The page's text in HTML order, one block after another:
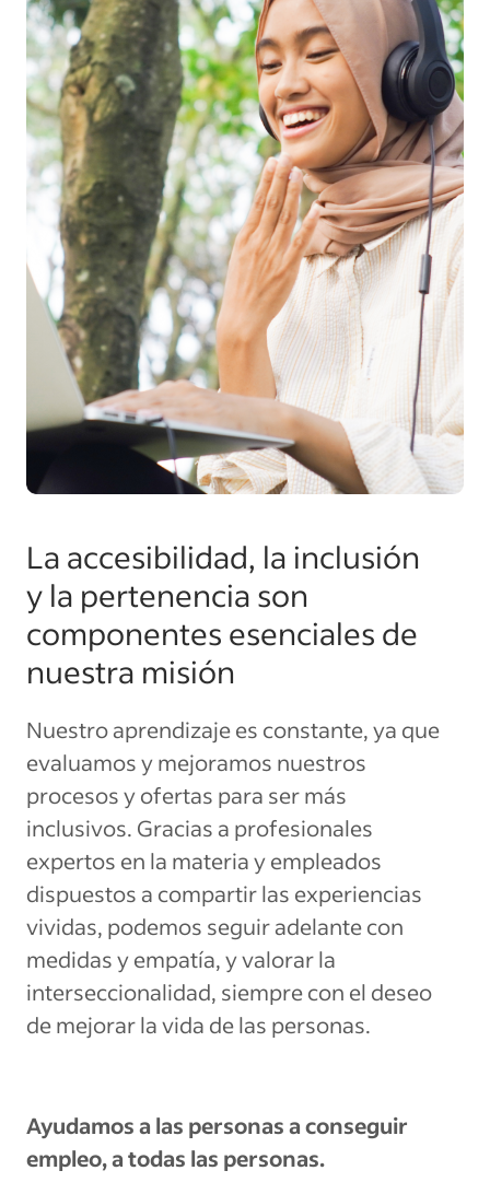
La accesibilidad, la inclusión
y la pertenencia son
componentes esenciales de
nuestra misión
Nuestro aprendizaje es constante, ya que
evaluamos y mejoramos nuestros
procesos y ofertas para ser más
inclusivos. Gracias a profesionales
expertos en la materia y empleados
dispuestos a compartir las experiencias
vividas, podemos seguir adelante con
medidas y empatía, y valorar la
interseccionalidad, siempre con el deseo
de mejorar la vida de las personas.
Ayudamos a las personas a conseguir
empleo, a todas las personas.